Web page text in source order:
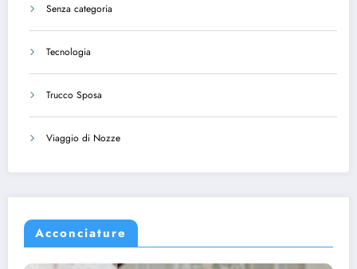
Senza categoria
Tecnologia
Trucco Sposa
Viaggio di Nozze
Acconciature